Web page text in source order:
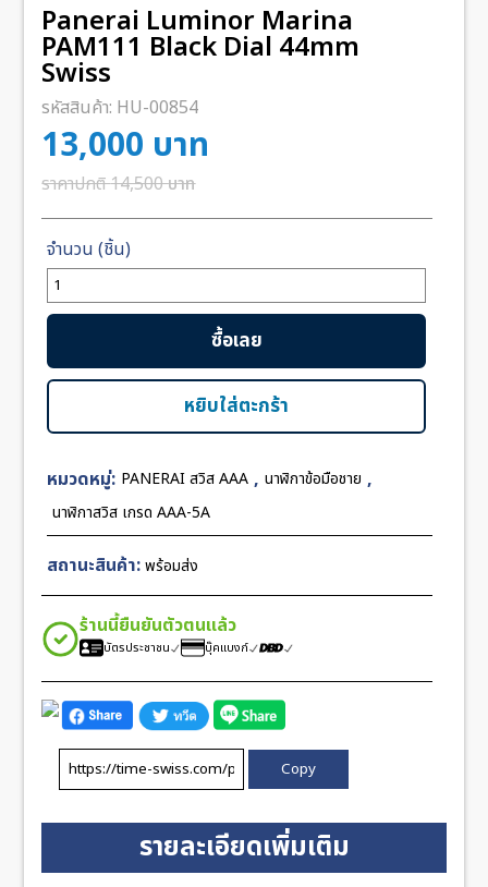
Panerai Luminor Marina
PAM111 Black Dial 44mm
Swiss
รหัสสินค้า: HU-00854
14,500บาท
13,000 บาท
จำนวน
Panerai
Luminor
PAM111
Dial
Swiss
ชิ้น
หยิบใส่ตะกร้า
ซื้อเลย
หมวดหมู่: PANERAI สวิส AAA , นาฬิกาข้อมือชาย ,
นาฬิกาสวิส เกรด AAA-5A
สถานะสินค้า:พร้อมส่ง
ร้านนี้ยืนยันตัวตนแล้ว
บัตรประชาชน บุ๊คแบงก์
Copy
รายละเอียดเพิ่มเติม